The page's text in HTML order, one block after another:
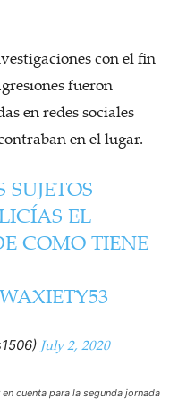
con el fin
fueron
en redes sociales
en el lugar.
EL
COMO TIENE
July 2, 2020
cuenta para la segunda jornada